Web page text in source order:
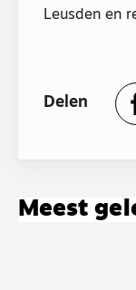
Leusden en
Delen
Meest